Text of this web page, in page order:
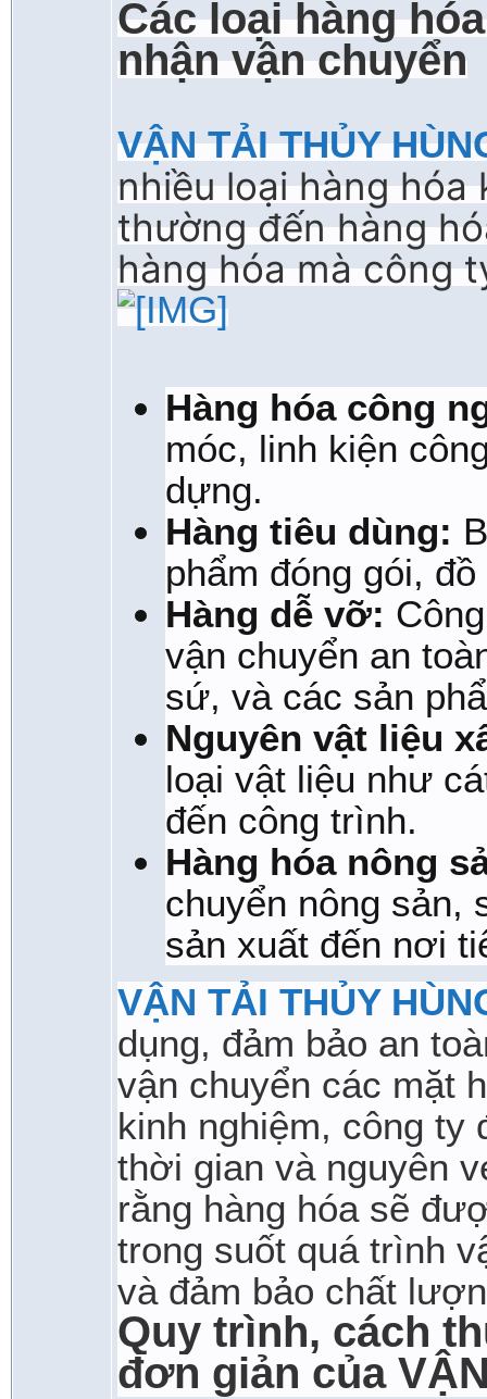
Các loại hàng
nhận vận chuyển
VẬN TẢI THỦY
nhiều loại hàng
thường đến hàng
hàng hóa mà công
Hàng hóa công
móc, linh kiện
dựng.
Hàng tiêu dùng:
phẩm đóng gói,
Hàng dễ vỡ:
vận chuyển an
sứ, và các sản
Nguyên vật liệu
loại vật liệu như
đến công trình.
Hàng hóa nông
chuyển nông sản,
sản xuất đến nơi
VẬN TẢI THỦY
dụng, đảm bảo an
vận chuyển các mặt
kinh nghiệm, công ty
thời gian và nguyên
rằng hàng hóa sẽ
trong suốt quá trình
và đảm bảo chất
Quy trình, cách
đơn giản của